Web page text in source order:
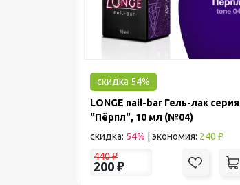
скидка 54%
LONGE nail-bar Гель-лак серия
"Пёрпл", 10 мл (№04)
скидка: 54% | экономия: 240 ₽
440₽
200 ₽